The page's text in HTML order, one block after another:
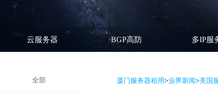
云服务器 BGP高防 多IP服
全部 厦门服务器租用>业界新闻>美国